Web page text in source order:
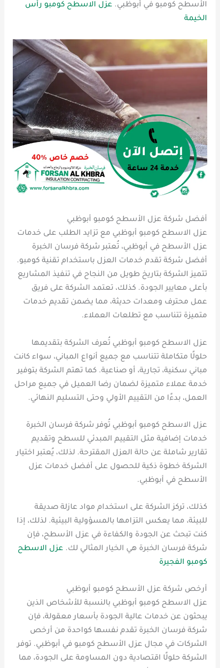
الأسطح كومبو في أبوظبي. عزل الاسطح كومبو رأس
الخيمة
أفضل شركة عزل الأسطح كومبو أبوظبي
عزل الاسطح كومبو أبوظبي مع تزايد الطلب على خدمات
عزل الأسطح في أبوظبي، تُعتبر شركة فرسان الخبرة
أفضل شركة تقدم خدمات العزل باستخدام تقنية كومبو.
تتميز الشركة بتاريخ طويل من النجاح في تنفيذ المشاريع
بأعلى معايير الجودة. كذلك، تعتمد الشركة على فريق
عمل محترف ومعدات حديثة، مما يضمن تقديم خدمات
متميزة تتناسب مع تطلعات العملاء.
عزل الاسطح كومبو أبوظبي تُعرف الشركة بتقديمها
حلولًا متكاملة تتناسب مع جميع أنواع المباني، سواء كانت
مباني سكنية، تجارية، أو صناعية. كما تهتم الشركة بتوفير
خدمة عملاء متميزة لضمان رضا العميل في جميع مراحل
العمل، بدءًا من التقييم الأولي وحتى التسليم النهائي.
عزل الاسطح كومبو أبوظبي تُوفر شركة فرسان الخبرة
خدمات إضافية مثل التقييم المبدئي للسطح وتقديم
تقارير شاملة عن حالة العزل المقترحة. لذلك، يُعتبر اختيار
الشركة خطوة ذكية للحصول على أفضل خدمات عزل
الأسطح في أبوظبي.
كذلك، تركز الشركة على استخدام مواد عازلة صديقة
للبيئة، مما يعكس التزامها بالمسؤولية البيئية. لذلك، إذا
كنت تبحث عن الجودة والكفاءة في عزل الأسطح، فإن
شركة فرسان الخبرة هي الخيار المثالي لك. عزل الاسطح
كومبو الفجيرة
أرخص شركة عزل الأسطح كومبو أبوظبي
عزل الاسطح كومبو أبوظبي بالنسبة للأشخاص الذين
يبحثون عن خدمات عالية الجودة بأسعار معقولة، فإن
شركة فرسان الخبرة تقدم نفسها كواحدة من أرخص
الشركات في مجال عزل الأسطح كومبو في أبوظبي. توفر
الشركة حلولًا اقتصادية دون المساومة على الجودة، مما